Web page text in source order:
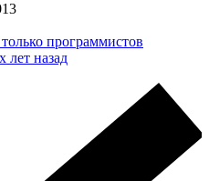
программистов
лет назад